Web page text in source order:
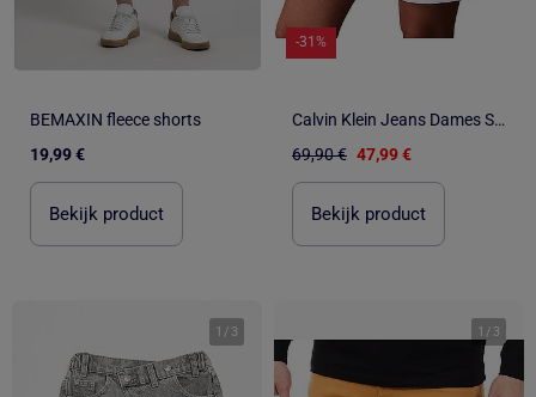
BEMAXIN fleece shorts
19,99 €
Bekijk product
-31%
Calvin Klein Jeans Dames Short Monologo Wit
69,90 € 47,99 €
Bekijk product
1 / 3 1 / 3